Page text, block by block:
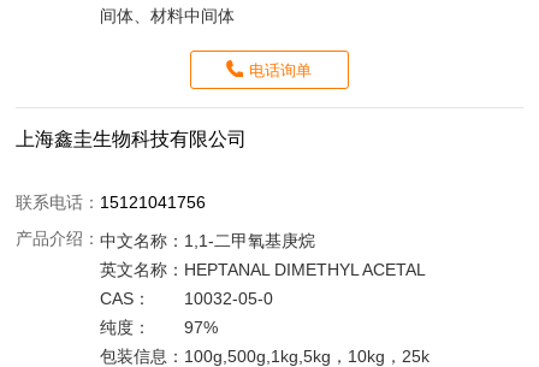
间体、材料中间体
电话询单
上海鑫圭生物科技有限公司
联系电话： 15121041756
产品介绍：中文名称： 1,1-二甲氧基庚烷
英文名称： HEPTANAL DIMETHYL ACETAL
CAS：
10032-05-0
纯度：
97%
包装信息： 100g,500g,1kg,5kg，10kg，25k